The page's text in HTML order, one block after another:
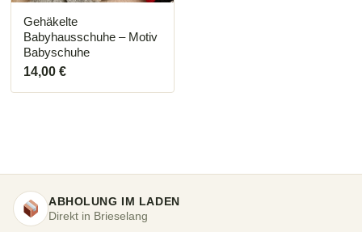
Gehäkelte
Babyhausschuhe – Motiv
Babyschuhe
14,00 €
Produktseite
gewählt
werden
ABHOLUNG IM LADEN
Direkt in Brieselang